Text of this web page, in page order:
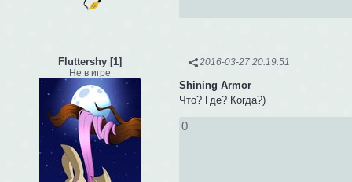
2016-03-27 20:19:51
Fluttershy [1]
Не в игре
Shining Armor
Что? Где? Когда?)
0